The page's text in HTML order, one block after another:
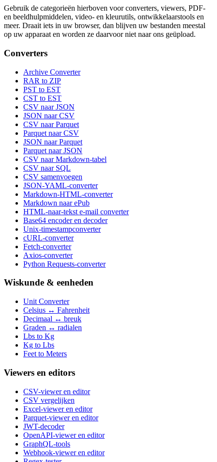
Gebruik de categorieën hierboven voor converters, viewers, PDF-
en beeldhulpmiddelen, video- en kleurutils, ontwikkelaarstools en
meer. Draait iets in uw browser, dan blijven uw bestanden meestal
op uw apparaat en worden ze daarvoor niet naar ons geüpload.
Converters
Archive Converter
RAR to ZIP
PST to EST
CST to EST
CSV naar JSON
JSON naar CSV
CSV naar Parquet
Parquet naar CSV
JSON naar Parquet
Parquet naar JSON
CSV naar Markdown-tabel
CSV naar SQL
CSV samenvoegen
JSON-YAML-converter
Markdown-HTML-converter
Markdown naar ePub
HTML-naar-tekst e-mail converter
Base64 encoder en decoder
Unix-timestampconverter
cURL-converter
Fetch-converter
Axios-converter
Python Requests-converter
Wiskunde & eenheden
Unit Converter
Celsius ↔ Fahrenheit
Decimaal ↔ breuk
Graden ↔ radialen
Lbs to Kg
Kg to Lbs
Feet to Meters
Viewers en editors
CSV-viewer en editor
CSV vergelijken
Excel-viewer en editor
Parquet-viewer en editor
JWT-decoder
OpenAPI-viewer en editor
GraphQL-tools
Webhook-viewer en editor